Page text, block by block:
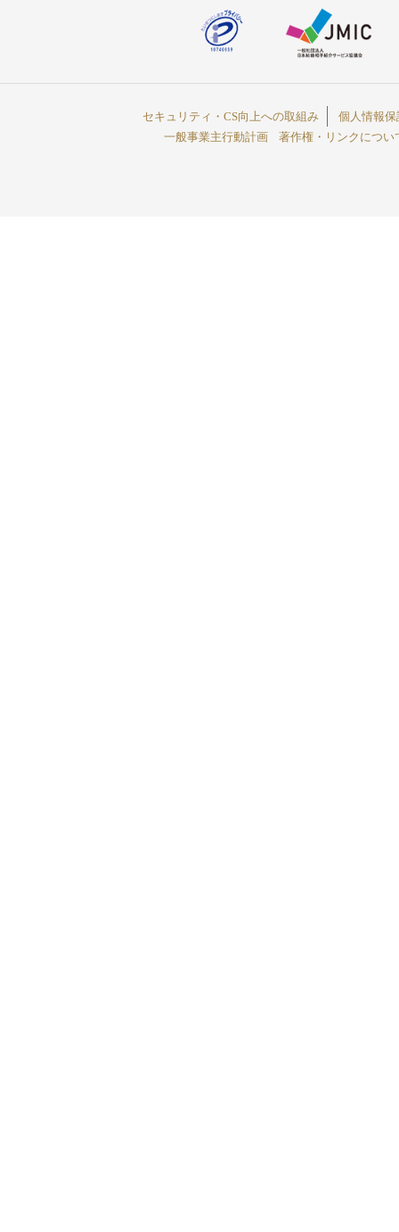
セキュリティ・CS向上への取組み
個人情報保
一般事業主行動計画
著作権・リンクについ